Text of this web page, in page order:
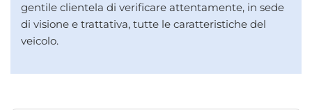
gentile clientela di verificare attentamente, in sede
di visione e trattativa, tutte le caratteristiche del
veicolo.